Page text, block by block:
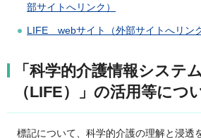
部サイトへリンク）
LIFE webサイト（外部サイトへリンク
「科学的介護情報システ
（LIFE）」の活用等につ
標記について、科学的介護の理解と浸透